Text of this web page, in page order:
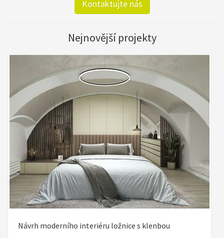
Kontaktujte nás
Nejnovější projekty
Návrh moderního interiéru ložnice s klenbou